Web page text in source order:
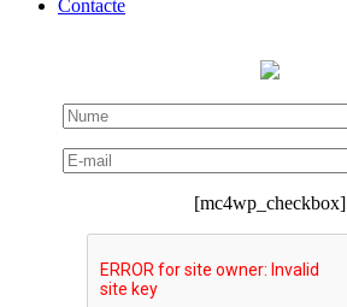
Contacte
[mc4wp_checkbox]